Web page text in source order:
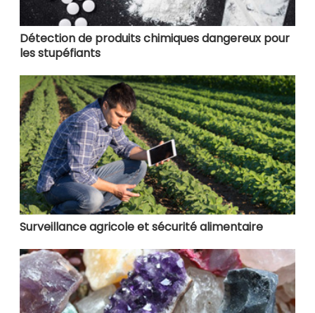
Détection de produits chimiques dangereux pour
les stupéfiants
Surveillance agricole et sécurité alimentaire